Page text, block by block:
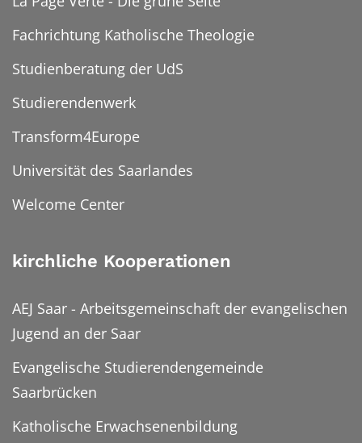
Fachrichtung Katholische Theologie
Studienberatung der UdS
Studierendenwerk
Transform4Europe
Universität des Saarlandes
Welcome Center
kirchliche Kooperationen
AEJ Saar - Arbeitsgemeinschaft der evangelischen
Jugend an der Saar
Evangelische Studierendengemeinde
Saarbrücken
Katholische Erwachsenenbildung